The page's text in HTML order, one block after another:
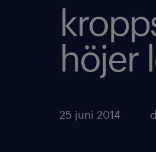
höjer
25 juni 2014